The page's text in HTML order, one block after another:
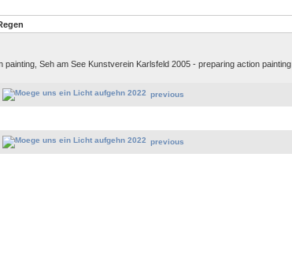
painting, Seh am See Kunstverein Karlsfeld 2005 - preparing action painting
previous
previous